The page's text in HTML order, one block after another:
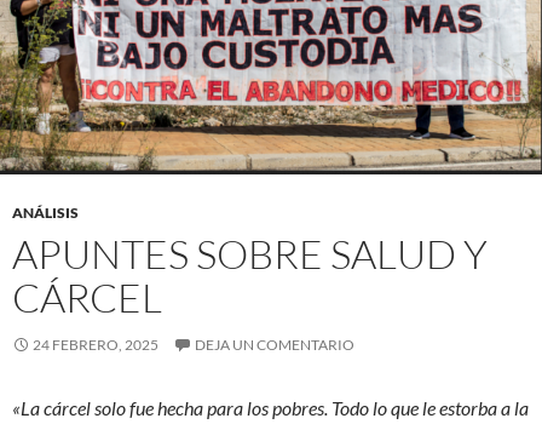
ANÁLISIS
APUNTES SOBRE SALUD Y
CÁRCEL
24 FEBRERO, 2025 DEJA UN COMENTARIO
«La cárcel solo fue hecha para los pobres. Todo lo que le estorba a la